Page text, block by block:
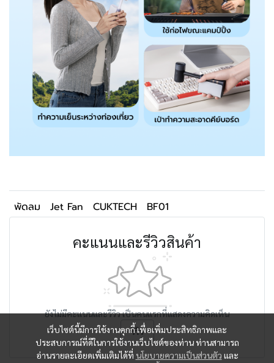
พัดลม Jet Fan CUKTECH BF01
คะแนนและรีวิวสินค้า
ยังไม่มีคะแนนและรีวิว เป็นคนแรกที่แสดงความคิดเห็น
รีวิว
เว็บไซต์นี้มีการใช้งานคุกกี้ เพื่อเพิ่มประสิทธิภาพและ
ประสบการณ์ที่ดีในการใช้งานเว็บไซต์ของท่าน ท่านสามารถ
อ่านรายละเอียดเพิ่มเติมได้ที่ นโยบายความเป็นส่วนตัว และ